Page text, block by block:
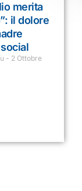
merita
il dolore
2 Ottobre